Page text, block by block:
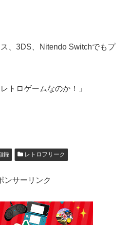
、3DS、Nitendo Switchでもプ
トロゲームなのか！」
録 レトロフリーク
ンサーリンク